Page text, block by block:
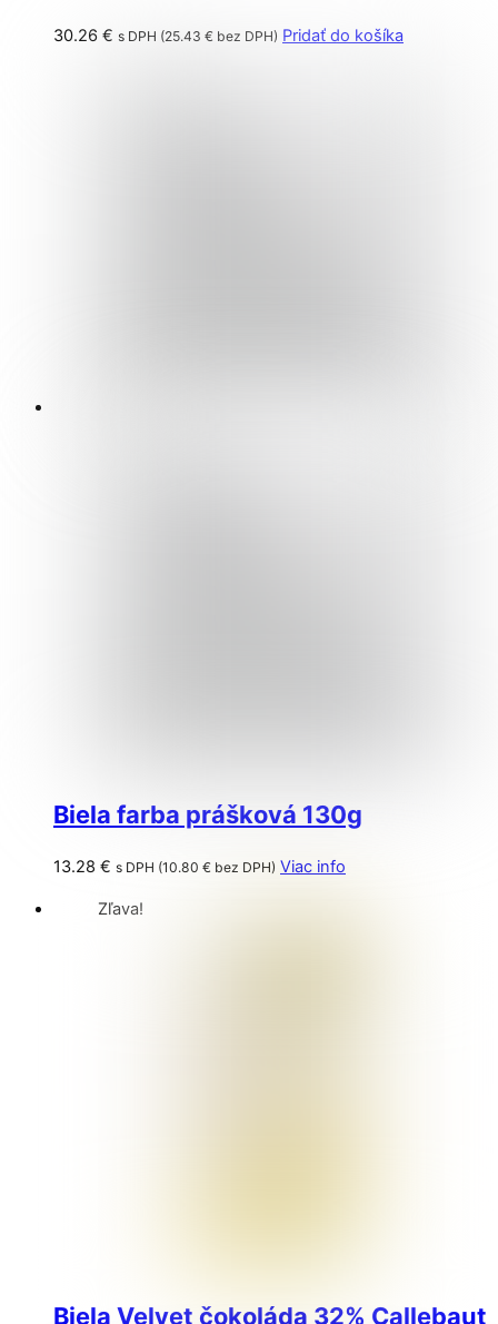
30.26 € s DPH (25.43 € bez DPH) Pridať do košíka
Biela farba prášková 130g
13.28 € s DPH (10.80 € bez DPH) Viac info
Zľava!
Biela Velvet čokoláda 32% Callebaut